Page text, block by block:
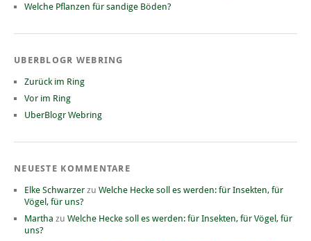
Welche Pflanzen für sandige Böden?
UBERBLOGR WEBRING
Zurück im Ring
Vor im Ring
UberBlogr Webring
NEUESTE KOMMENTARE
Elke Schwarzer zu Welche Hecke soll es werden: für Insekten, für
Vögel, für uns?
Martha zu Welche Hecke soll es werden: für Insekten, für Vögel, für
uns?